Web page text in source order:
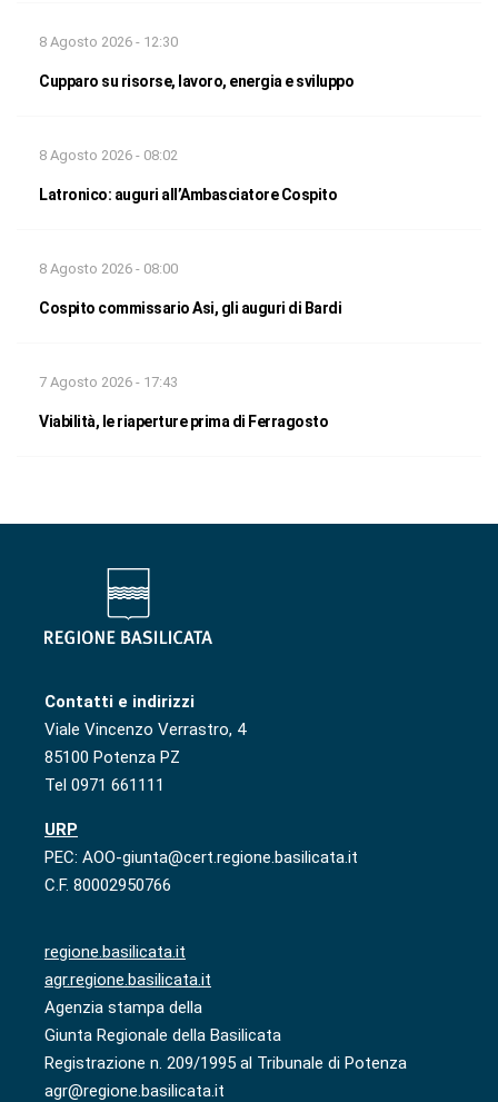
8 Agosto 2026 - 12:30
Cupparo su risorse, lavoro, energia e sviluppo
8 Agosto 2026 - 08:02
Latronico: auguri all’Ambasciatore Cospito
8 Agosto 2026 - 08:00
Cospito commissario Asi, gli auguri di Bardi
7 Agosto 2026 - 17:43
Viabilità, le riaperture prima di Ferragosto
Contatti e indirizzi
Viale Vincenzo Verrastro, 4
85100 Potenza PZ
Tel 0971 661111
URP
PEC: AOO-giunta@cert.regione.basilicata.it
C.F. 80002950766
regione.basilicata.it
agr.regione.basilicata.it
Agenzia stampa della
Giunta Regionale della Basilicata
Registrazione n. 209/1995 al Tribunale di Potenza
agr@regione.basilicata.it